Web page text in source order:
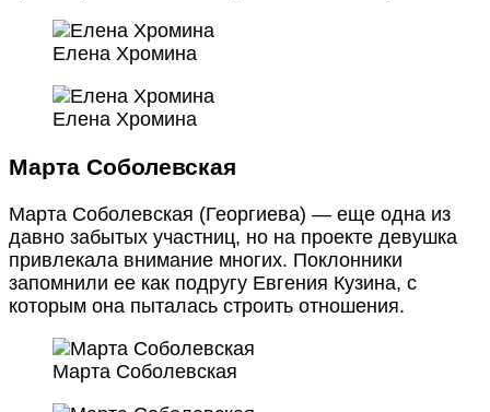
Елена Хромина
Елена Хромина
Марта Соболевская
Марта Соболевская (Георгиева) — еще одна из
давно забытых участниц, но на проекте девушка
привлекала внимание многих. Поклонники
запомнили ее как подругу Евгения Кузина, с
которым она пыталась строить отношения.
Марта Соболевская